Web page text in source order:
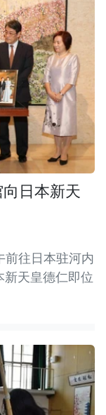
日本新天
前往日本驻河内
天皇德仁即位